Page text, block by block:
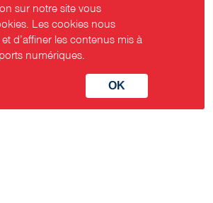
sur notre site vous
Les cookies nous
d’affiner les contenus mis à
numériques.